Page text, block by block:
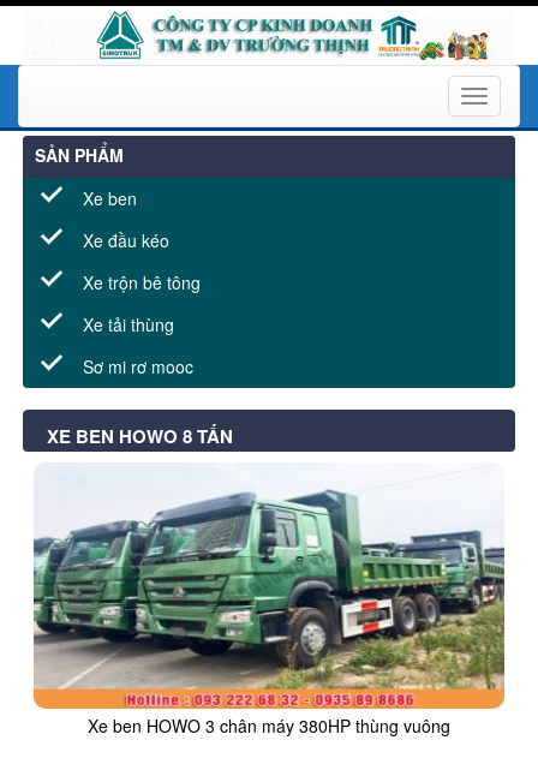
Toggle
SẢN PHẨM
Xe ben
Xe đầu kéo
Xe trộn bê tông
Xe tải thùng
Sơ mi rơ mooc
XE BEN HOWO 8 TẤN
Xe ben HOWO 3 chân máy 380HP thùng vuông